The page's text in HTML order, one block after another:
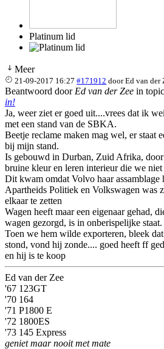
Platinum lid
Meer
21-09-2017 16:27 #171912 doorEd van der
Beantwoord door Ed van der Zee in topic
in!
Ja, weer ziet er goed uit....vrees dat ik
met een stand van de SBKA.
Beetje reclame maken mag wel, er staat
bij mijn stand.
Is gebouwd in Durban, Zuid Afrika,
bruine kleur en leren interieur die we
Dit kwam omdat Volvo haar assamblage
Apartheids Politiek en Volkswagen was
elkaar te zetten
Wagen heeft maar een eigenaar gehad,
wagen gezorgd, is in onberispelijke staat.
Toen we hem wilde exporteren, bleek
stond, vond hij zonde.... goed heeft ff
en hij is te koop
Ed van der Zee
'67 123GT
'70 164
'71 P1800 E
'72 1800ES
'73 145 Express
geniet maar nooit met mate